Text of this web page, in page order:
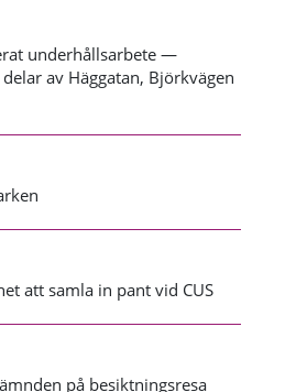
underhållsarbete —
av Häggatan, Björkvägen
att samla in pant vid CUS
på besiktningsresa